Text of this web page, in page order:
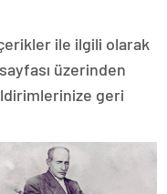
ile ilgili olarak
üzerinden
geri